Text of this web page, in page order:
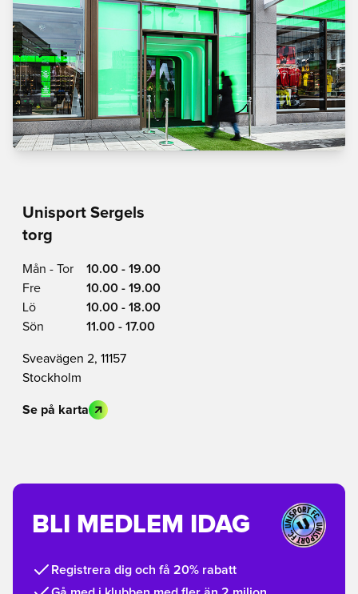
Unisport Sergels
torg
Mån - Tor
10.00 - 19.00
Fre
10.00 - 19.00
Lö
10.00 - 18.00
Sön
11.00 - 17.00
Sveavägen 2, 11157
Stockholm
Se på karta
BLI MEDLEM IDAG
Registrera dig och få 20% rabatt